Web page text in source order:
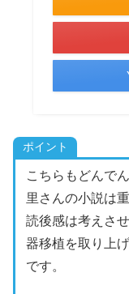
ポイント
こちらもどんで
里さんの小説は
読後感は考えさ
器移植を取り上
です。